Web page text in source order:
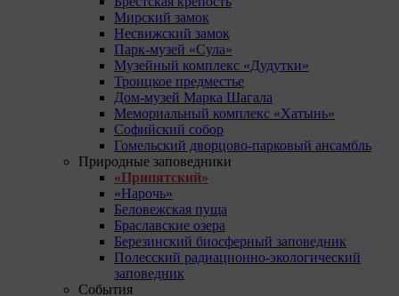
Мирский замок
Несвижский замок
Парк-музей «Сула»
Музейный комплекс «Дудутки»
Троицкое предместье
Дом-музей Марка Шагала
Мемориальный комплекс «Хатынь»
Софийский собор
Гомельский дворцово-парковый ансамбль
Природные заповедники
«Припятский»
«Нарочь»
Беловежская пуща
Браславские озера
Березинский биосферный заповедник
Полесский радиационно-экологический
заповедник
События